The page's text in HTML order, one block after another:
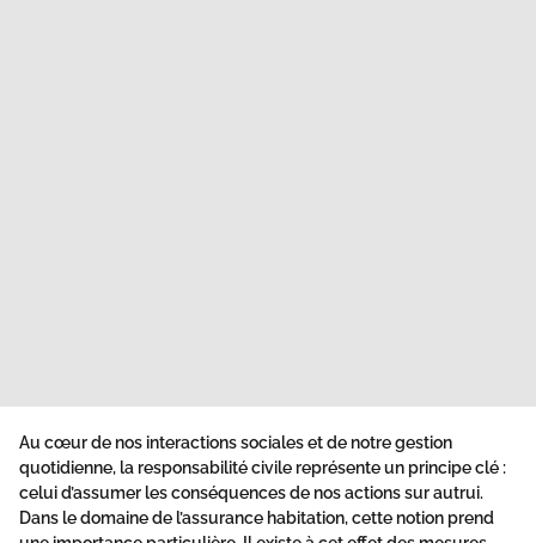
Au cœur de nos interactions sociales et de notre gestion
quotidienne, la responsabilité civile représente un principe clé :
celui d’assumer les conséquences de nos actions sur autrui.
Dans le domaine de l’assurance habitation, cette notion prend